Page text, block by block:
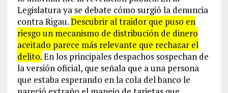
Legislatura ya se debate cómo surgió la denuncia
contra Rigau.Descubrir al traidor que puso en
riesgo un mecanismo de distribución de dinero
aceitado parece más relevante que rechazar el
delito.En los principales despachos sospechan de
la versión oficial, que señala que a una persona
que estaba esperando en la cola del banco le